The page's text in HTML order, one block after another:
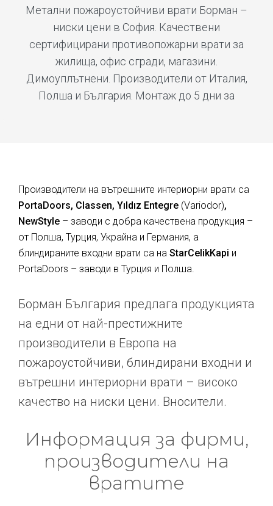
Метални пожароустойчиви врати Борман –
ниски цени в София. Качествени
сертифицирани противопожарни врати за
жилища, офис сгради, магазини.
Димоуплътнени. Производители от Италия,
Полша и България. Монтаж до 5 дни за
Производители на вътрешните интериорни врати са
PortaDoors, Classen, Yıldız Entegre (Variodor),
NewStyle – заводи с добра качествена продукция –
от Полша, Турция, Украйна и Германия, а
блиндираните входни врати са на StarCelikKapi и
PortaDoors – заводи в Турция и Полша.
Борман България предлага продукцията
на едни от най-престижните
производители в Европа на
пожароустойчиви, блиндирани входни и
вътрешни интериорни врати – високо
качество на ниски цени. Вносители.
Информация за фирми,
производители на
вратите